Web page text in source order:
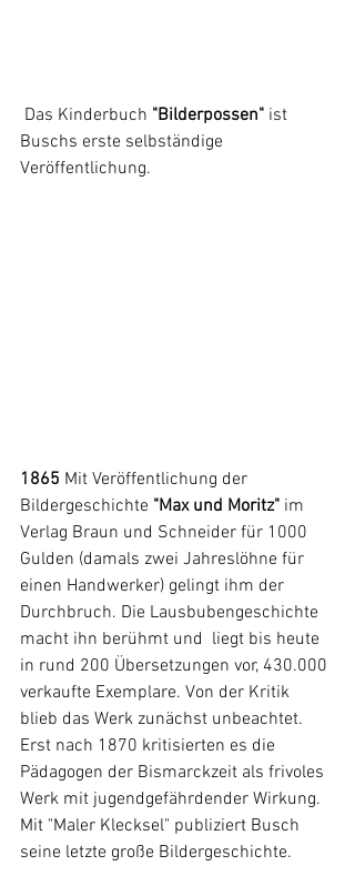
Das Kinderbuch "Bilderpossen" ist
Buschs erste selbständige
Veröffentlichung.
1865 Mit Veröffentlichung der
Bildergeschichte "Max und Moritz" im
Verlag Braun und Schneider für 1000
Gulden (damals zwei Jahreslöhne für
einen Handwerker) gelingt ihm der
Durchbruch. Die Lausbubengeschichte
macht ihn berühmt und  liegt bis heute
in rund 200 Übersetzungen vor, 430.000
verkaufte Exemplare. Von der Kritik
blieb das Werk zunächst unbeachtet.
Erst nach 1870 kritisierten es die
Pädagogen der Bismarckzeit als frivoles
Werk mit jugendgefährdender Wirkung.
Mit "Maler Klecksel" publiziert Busch
seine letzte große Bildergeschichte.